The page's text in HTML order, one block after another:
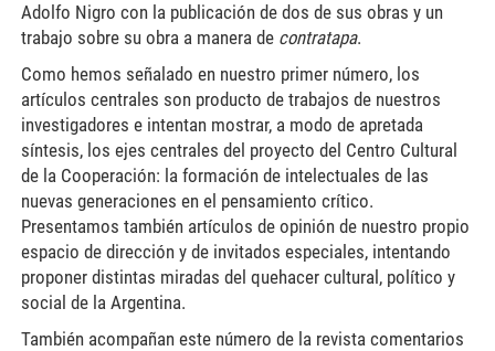
Adolfo Nigro con la publicación de dos de sus obras y un
trabajo sobre su obra a manera de contratapa.
Como hemos señalado en nuestro primer número, los
artículos centrales son producto de trabajos de nuestros
investigadores e intentan mostrar, a modo de apretada
síntesis, los ejes centrales del proyecto del Centro Cultural
de la Cooperación: la formación de intelectuales de las
nuevas generaciones en el pensamiento crítico.
Presentamos también artículos de opinión de nuestro propio
espacio de dirección y de invitados especiales, intentando
proponer distintas miradas del quehacer cultural, político y
social de la Argentina.
También acompañan este número de la revista comentarios